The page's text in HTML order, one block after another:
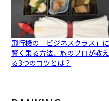
飛行機の「ビジネスクラス」に
賢く乗る方法、旅のプロが教え
る3つのコツとは？